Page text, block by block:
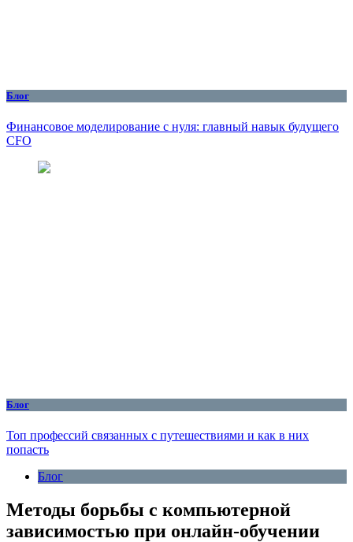
Блог
Финансовое моделирование с нуля: главный навык будущего
CFO
Блог
Топ профессий связанных с путешествиями и как в них
попасть
Блог
Методы борьбы с компьютерной
зависимостью при онлайн-обучении